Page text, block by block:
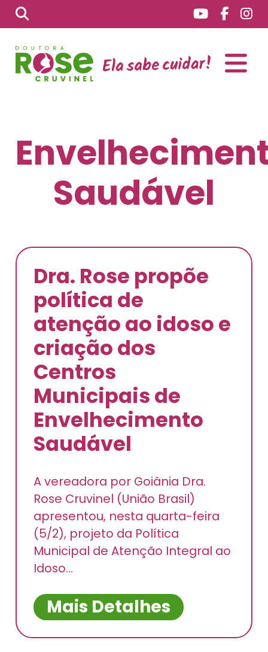
Saudável
Dra. Rose propõe
política de
atenção ao idoso e
criação dos
Centros
Municipais de
Envelhecimento
Saudável
A vereadora por Goiânia Dra.
Rose Cruvinel (União Brasil)
apresentou, nesta quarta-feira
(5/2), projeto da Política
Municipal de Atenção Integral ao
Idoso...
Mais Detalhes